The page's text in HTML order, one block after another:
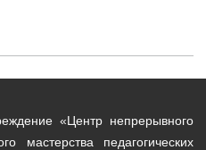
«Центр непрерывного
мастерства педагогических